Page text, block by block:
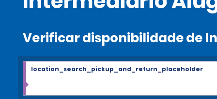
Verificar disponibilidade de
location_search_pickup_and_return_placeholder